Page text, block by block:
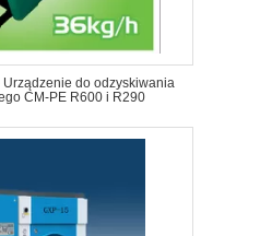
do odzyskiwania
CM-PE R600 i R290